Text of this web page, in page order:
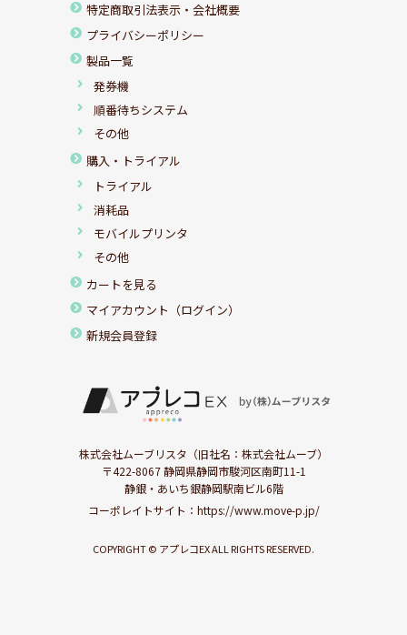
特定商取引法表示・会社概要
プライバシーポリシー
製品一覧
発券機
順番待ちシステム
その他
購入・トライアル
トライアル
消耗品
モバイルプリンタ
その他
カートを見る
マイアカウント（ログイン）
新規会員登録
株式会社ムーブリスタ（旧社名：株式会社ムーブ）
〒422-8067 静岡県静岡市駿河区南町11-1
静銀・あいち銀静岡駅南ビル6階
コーポレイトサイト： https://www.move-p.jp/
COPYRIGHT © アプレコEX ALL RIGHTS RESERVED.